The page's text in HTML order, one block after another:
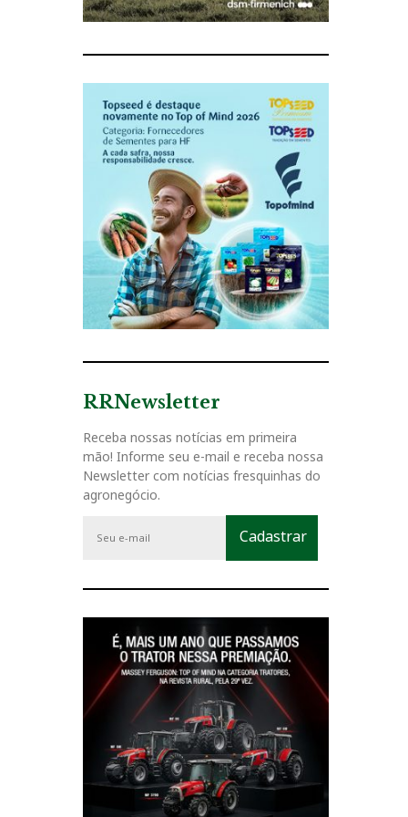
RRNewsletter
Receba nossas notícias em primeira
mão! Informe seu e-mail e receba nossa
Newsletter com notícias fresquinhas do
agronegócio.